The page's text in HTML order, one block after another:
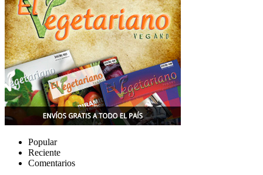
Popular
Reciente
Comentarios